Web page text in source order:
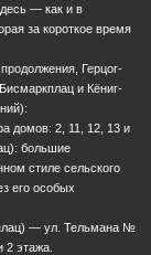
— как и в
за короткое время
Герцог-
и Кёниг-
домов: 2, 11, 12, 13 и
большие
стиле сельского
его особых
— ул. Тельмана №
2 этажа.